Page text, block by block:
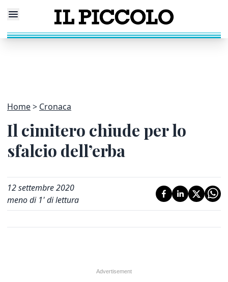
Home Cronaca
Il cimitero chiude per lo
sfalcio dell’erba
12 settembre 2020
meno di 1' di lettura